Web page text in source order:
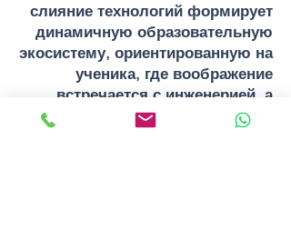
слияние технологий формирует
динамичную образовательную
экосистему, ориентированную на
ученика, где воображение
встречается с инженерией, а
любопытство ведет к глубоким